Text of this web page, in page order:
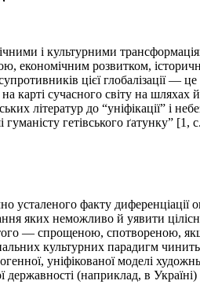
і культурними
економічним розвитком,
цієї глобалізації —
карті сучасного світу на шляхах
літератур до “уніфікації” і
гетівського ґатунку” [1,
усталеного факту диференціації
яких неможливо й уявити
— спрощеною, спотвореною,
культурних парадигм
уніфікованої моделі
(наприклад, в